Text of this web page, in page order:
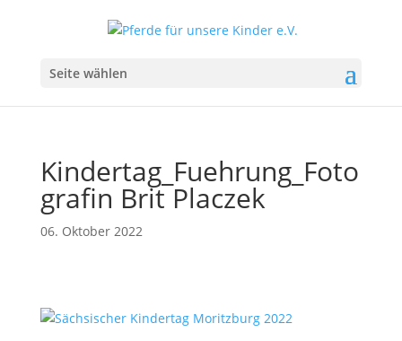
Seite wählen
Kindertag_Fuehrung_Foto
grafin Brit Placzek
06. Oktober 2022